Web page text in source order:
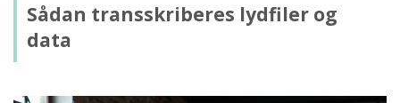
Sådan transskriberes lydfiler og
data